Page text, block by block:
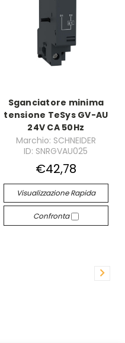
Sganciatore minima
tensione TeSys GV-AU
24V CA 50Hz
Marchio: SCHNEIDER
ID: SNRGVAU025
€42,78
Visualizzazione Rapida
Confronta